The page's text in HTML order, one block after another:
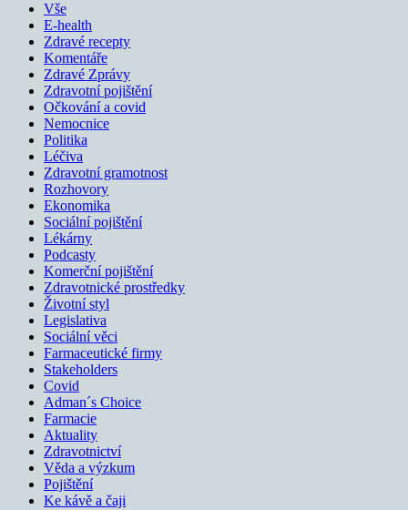
Vše
E-health
Zdravé recepty
Komentáře
Zdravé Zprávy
Zdravotní pojištění
Očkování a covid
Nemocnice
Politika
Léčiva
Zdravotní gramotnost
Rozhovory
Ekonomika
Sociální pojištění
Lékárny
Podcasty
Komerční pojištění
Zdravotnické prostředky
Životní styl
Legislativa
Sociální věci
Farmaceutické firmy
Stakeholders
Covid
Adman´s Choice
Farmacie
Aktuality
Zdravotnictví
Věda a výzkum
Pojištění
Ke kávě a čaji